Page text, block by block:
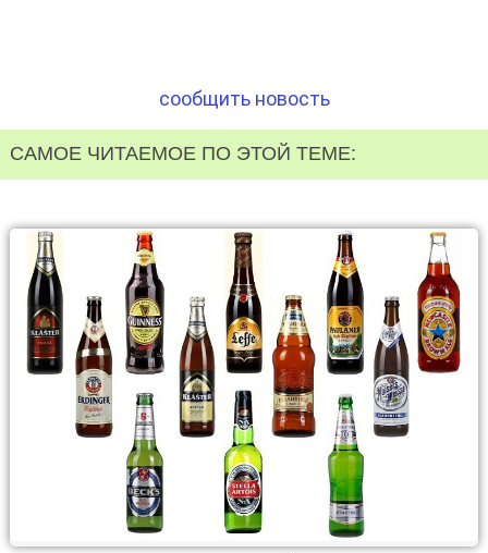
сообщить новость
САМОЕ ЧИТАЕМОЕ ПО ЭТОЙ ТЕМЕ: